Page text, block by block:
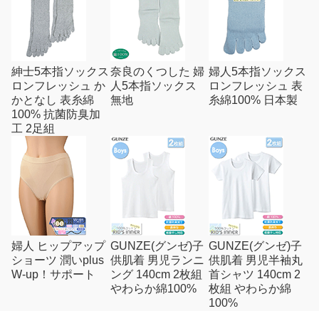
紳士5本指ソックス
ロンフレッシュ か
かとなし 表糸綿
100% 抗菌防臭加
工 2足組
奈良のくつした 婦
人5本指ソックス
無地
婦人5本指ソックス
ロンフレッシュ 表
糸綿100% 日本製
婦人 ヒップアップ
ショーツ 潤いplus
W-up！サポート
GUNZE(グンゼ)子
供肌着 男児ランニ
ング 140cm 2枚組
やわらか綿100%
GUNZE(グンゼ)子
供肌着 男児半袖丸
首シャツ 140cm 2
枚組 やわらか綿
100%